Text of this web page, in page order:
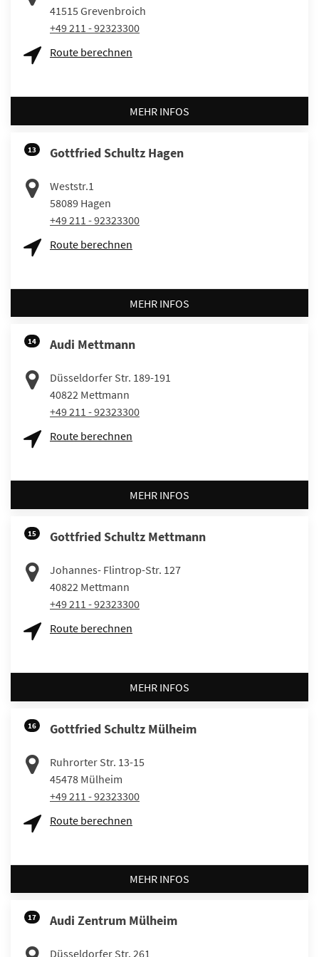
41515 Grevenbroich
+49 211 - 92323300
Route berechnen
MEHR INFOS
13 Gottfried Schultz Hagen
Weststr.1
58089 Hagen
+49 211 - 92323300
Route berechnen
MEHR INFOS
14 Audi Mettmann
Düsseldorfer Str. 189-191
40822 Mettmann
+49 211 - 92323300
Route berechnen
MEHR INFOS
15 Gottfried Schultz Mettmann
Johannes- Flintrop-Str. 127
40822 Mettmann
+49 211 - 92323300
Route berechnen
MEHR INFOS
16 Gottfried Schultz Mülheim
Ruhrorter Str. 13-15
45478 Mülheim
+49 211 - 92323300
Route berechnen
MEHR INFOS
17 Audi Zentrum Mülheim
Düsseldorfer Str. 261